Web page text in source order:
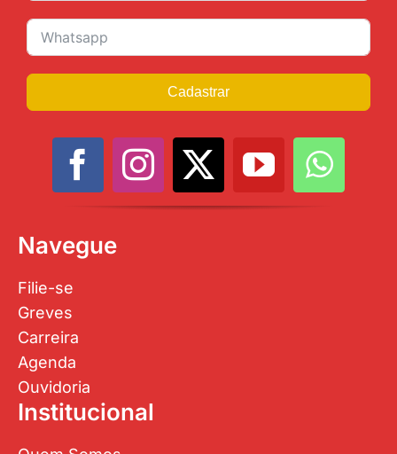
Cadastrar
Navegue
Filie-se
Greves
Carreira
Agenda
Ouvidoria
Institucional